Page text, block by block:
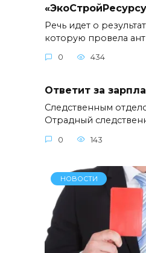
Речь идет о
которую провела
0 434
Ответит за
Следственным
Отрадный
0 143
НОВОСТИ